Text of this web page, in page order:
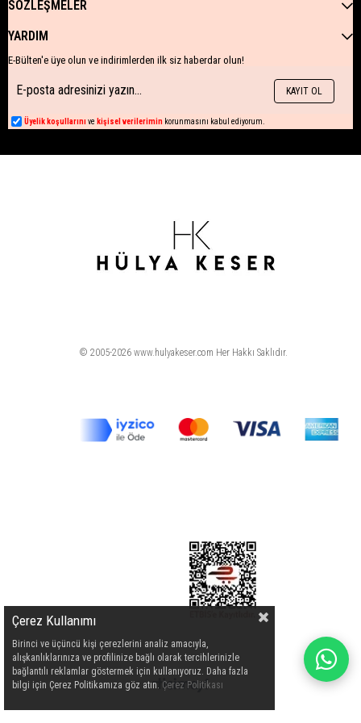
SÖZLEŞMELER
YARDIM
E-Bülten'e üye olun ve indirimlerden ilk siz haberdar olun!
KAYIT OL
Üyelik koşullarını ve kişisel verilerimin korunmasını kabul ediyorum.
© 2005-2026 www.hulyakeser.com Her Hakkı Saklıdır.
Çerez Kullanımı
Birinci ve üçüncü kişi çerezlerini analiz amacıyla,
alışkanlıklarınıza ve profilinize bağlı olarak tercihlerinizle
bağlantılı reklamlar göstermek için kullanıyoruz. Daha fazla
bilgi için Çerez Politikamıza göz atın. Çerez Politikası